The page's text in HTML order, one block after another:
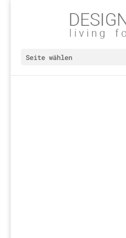
Seite wählen